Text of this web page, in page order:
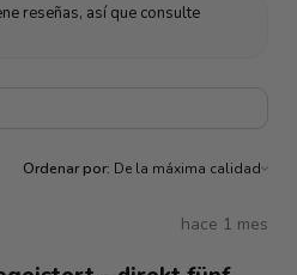
reseñas, así que consulte
Ordenar por:
hace 1 mes